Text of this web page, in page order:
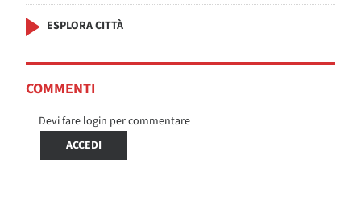
ESPLORA CITTÀ
COMMENTI
Devi fare login per commentare
ACCEDI